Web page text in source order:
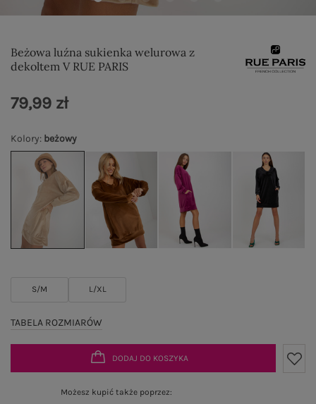
Beżowa luźna sukienka welurowa z
dekoltem V RUE PARIS
Kolory: beżowy
S/M L/XL
TABELA ROZMIARÓW
79,99 zł
DODAJ DO KOSZYKA
Możesz kupić także poprzez: